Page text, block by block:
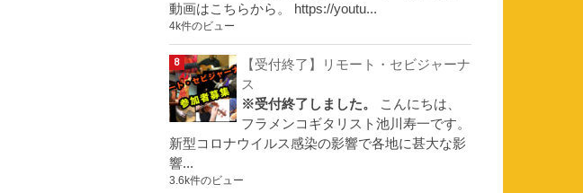
動画はこちらから。 https://youtu...
4k件のビュー
【受付終了】リモート・セビジャーナ
ス
※受付終了しました。
こんにちは、
フラメンコギタリスト池川寿一です。
新型コロナウイルス感染の影響で各地に甚大な影
響...
3.6k件のビュー